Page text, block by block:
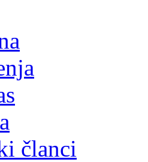
članci